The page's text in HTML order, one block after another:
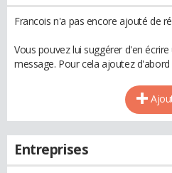
Francois n'a pas encore ajouté de
Vous pouvez lui suggérer d'en
message. Pour cela ajoutez
Entreprises